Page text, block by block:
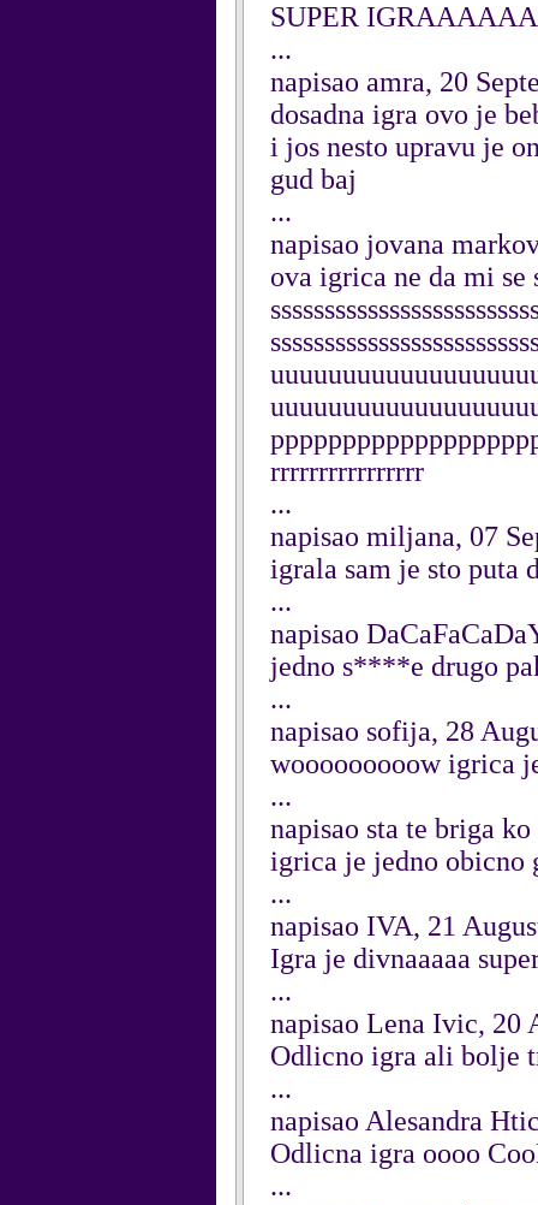
SUPER
...
napisao amra, 20
dosadna igra ovo je
i jos nesto upravu je
gud baj
...
napisao jovana
ova igrica ne da mi se
rrrrrrrrrrrrrrrr
...
napisao miljana, 07
igrala sam je sto puta
...
napisao
jedno s****e drugo
...
napisao sofija, 28
wooooooooow igrica
...
napisao sta te briga
igrica je jedno
...
napisao IVA, 21
Igra je divnaaaaa
...
napisao Lena Ivic, 20
Odlicno igra ali bolje
...
napisao Alesandra
Odlicna igra oooo
...